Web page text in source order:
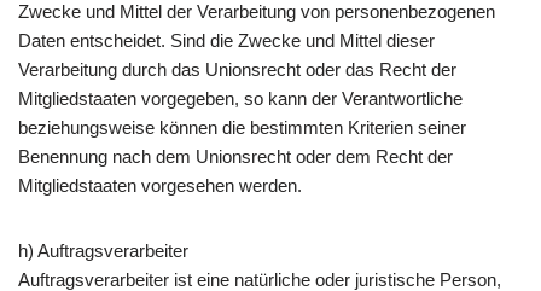
Zwecke und Mittel der Verarbeitung von personenbezogenen
Daten entscheidet. Sind die Zwecke und Mittel dieser
Verarbeitung durch das Unionsrecht oder das Recht der
Mitgliedstaaten vorgegeben, so kann der Verantwortliche
beziehungsweise können die bestimmten Kriterien seiner
Benennung nach dem Unionsrecht oder dem Recht der
Mitgliedstaaten vorgesehen werden.
h) Auftragsverarbeiter
Auftragsverarbeiter ist eine natürliche oder juristische Person,